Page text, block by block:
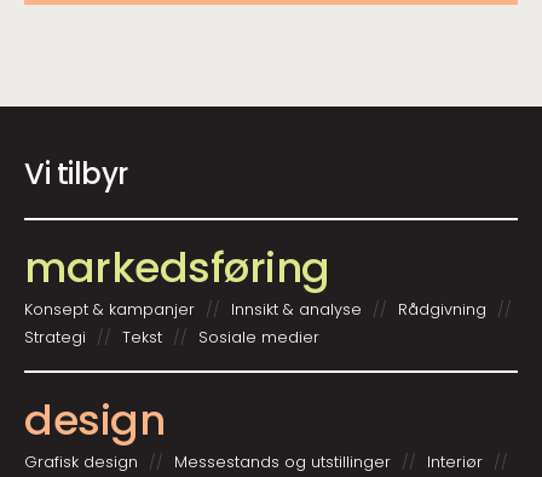
Vi tilbyr
markeds­føring
Konsept & kampanjer Innsikt & analyse
Rådgivning
Strategi
Tekst Sosiale medier
design
Grafisk design Messestands og utstillinger
Interiør